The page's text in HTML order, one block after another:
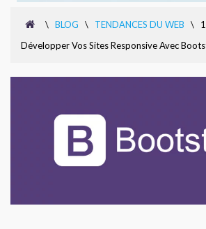
\ BLOG \ TENDANCES DU WEB \
Développer Vos Sites Responsive Avec